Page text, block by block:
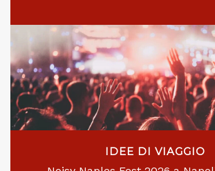
IDEE DI VIAGGIO